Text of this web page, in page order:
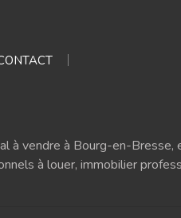
à vendre à Bourg-en-Bresse,
à louer, immobilier